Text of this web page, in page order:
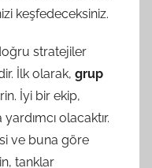
keşfedeceksiniz.
stratejiler
İlk olarak, grup
İyi bir ekip,
olacaktır.
ve buna göre
tanklar